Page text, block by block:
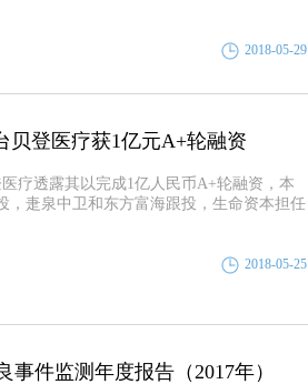
2018-05-29
贝登医疗获1亿元A+轮融资
疗透露其以完成1亿人民币A+轮融资，本
，疌泉中卫和东方富海跟投，生命资本担任
2018-05-25
事件监测年度报告（2017年）